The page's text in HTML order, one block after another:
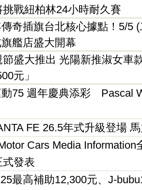
挑戰紐柏林24小時耐久賽
奇插旗台北核心據點！5/5
艦店盛大開幕
節盛大推出 光陽新推淑女車
元」
75 週年慶典添彩 Pascal
FE 26.5年式升級登場
Cars Media Information
式發表
最高補助12,300元、J-